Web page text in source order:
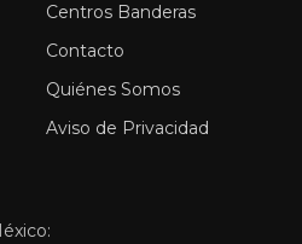
Centros Banderas
Contacto
Quiénes Somos
Aviso de Privacidad